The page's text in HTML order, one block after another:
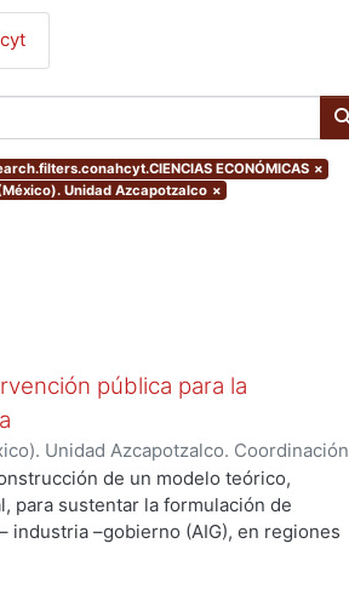
ECONÓMICAS ×
Unidad Azcapotzalco ×
pública para la
Unidad Azcapotzalco. Coordinación
ALMANZA - MARQUEZ, SILVIA IRENE
de un modelo teórico,
para sustentar la formulación de
industria –gobierno (AIG), en regiones